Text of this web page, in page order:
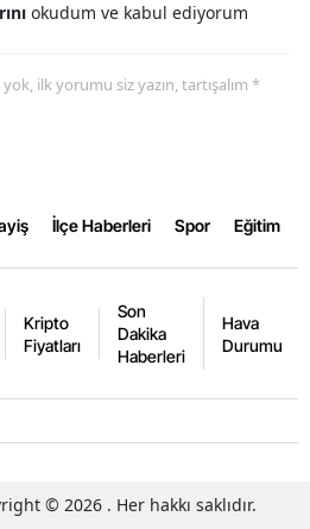
Zonguldak
Karaman
Batman
okudum ve kabul ediyorum
ilk yorumu siz yazın, tartışalım *
İlçe Haberleri Spor Eğitim
Kripto
Fiyatları
Son
Dakika
Haberleri
Hava
Durumu
© 2026 . Her hakkı saklıdır.